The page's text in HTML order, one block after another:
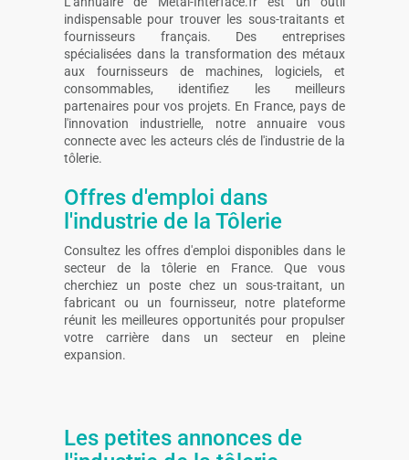
indispensable pour trouver les sous-traitants et
fournisseurs français. Des entreprises
spécialisées dans la transformation des métaux
aux fournisseurs de machines, logiciels, et
consommables, identifiez les meilleurs
partenaires pour vos projets. En France, pays de
l'innovation industrielle, notre annuaire vous
connecte avec les acteurs clés de l'industrie de la
tôlerie.
Offres d'emploi dans
l'industrie de la Tôlerie
Consultez les offres d'emploi disponibles dans le
secteur de la tôlerie en France. Que vous
cherchiez un poste chez un sous-traitant, un
fabricant ou un fournisseur, notre plateforme
réunit les meilleures opportunités pour propulser
votre carrière dans un secteur en pleine
expansion.
Les petites annonces de